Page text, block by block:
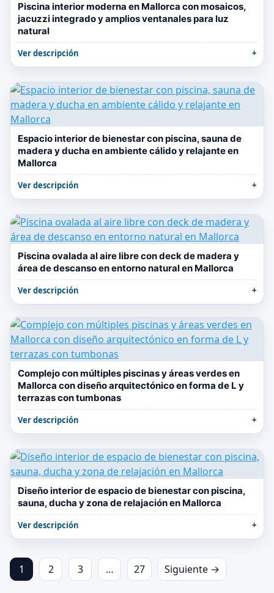
Piscina interior moderna en Mallorca con mosaicos,
jacuzzi integrado y amplios ventanales para luz
natural
Ver descripción
Espacio interior de bienestar con piscina, sauna de
madera y ducha en ambiente cálido y relajante en
Mallorca
Ver descripción
Piscina ovalada al aire libre con deck de madera y
área de descanso en entorno natural en Mallorca
Ver descripción
Complejo con múltiples piscinas y áreas verdes en
Mallorca con diseño arquitectónico en forma de L y
terrazas con tumbonas
Ver descripción
Diseño interior de espacio de bienestar con piscina,
sauna, ducha y zona de relajación en Mallorca
Ver descripción
1 2 3 … 27 Siguiente →